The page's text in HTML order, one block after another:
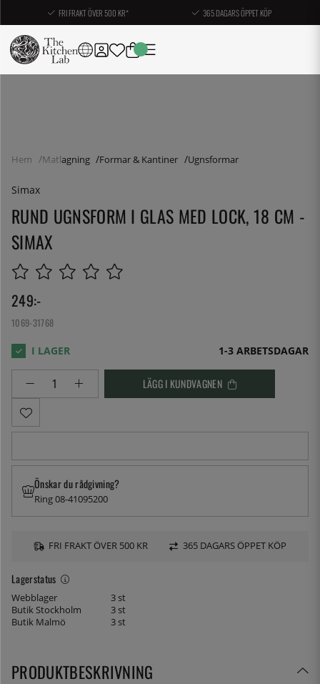
FRI FRAKT ÖVER 500 KR* 365 DAGARS ÖPPET KÖP
Hem Matlagning Formar & Kantiner Ugnsformar
Simax
RUND UGNSFORM I GLAS MED LOCK, 18 CM -
SIMAX
249:-
1069-31768
1-3 ARBETSDAGAR
LÄGG I KUNDVAGNEN
Lagerstatus
Webblager
3 st
Butik Stockholm
3 st
Butik Malmö
3 st
Önskar du rådgivning?
Ring 08-41095200
FRI FRAKT ÖVER 500 KR 365 DAGARS ÖPPET KÖP
PRODUKTBESKRIVNING